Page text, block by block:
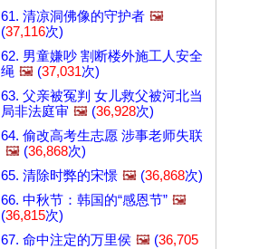
61. 清凉洞佛像的守护者 🖼️
(37,116次)
62. 男童嫌吵 割断楼外施工人安全
绳 🖼️ (37,031次)
63. 父亲被冤判 女儿救父被河北当
局非法庭审 🖼️ (36,928次)
64. 偷改高考生志愿 涉事老师失联
🖼️ (36,868次)
65. 清除时弊的宋憬 🖼️ (36,868次)
66. 中秋节：韩国的“感恩节” 🖼️
(36,815次)
67. 命中注定的万里侯 🖼️ (36,705